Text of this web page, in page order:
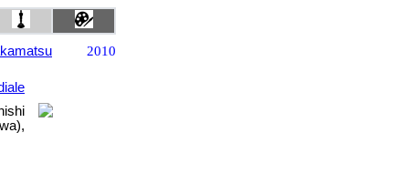
2010